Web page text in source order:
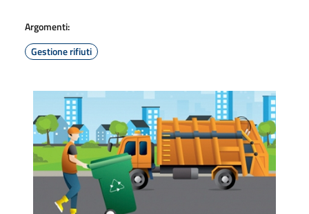
Argomenti:
Gestione rifiuti